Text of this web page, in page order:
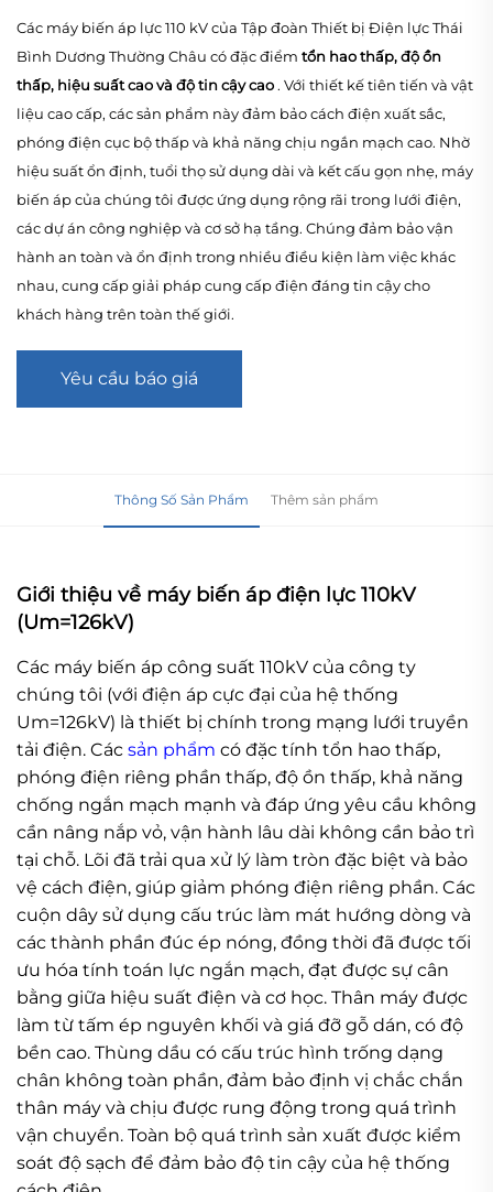
Các máy biến áp lực 110 kV của Tập đoàn Thiết bị Điện lực Thái
Bình Dương Thường Châu có đặc điểm tổn hao thấp, độ ồn
thấp, hiệu suất cao và độ tin cậy cao . Với thiết kế tiên tiến và vật
liệu cao cấp, các sản phẩm này đảm bảo cách điện xuất sắc,
phóng điện cục bộ thấp và khả năng chịu ngắn mạch cao. Nhờ
hiệu suất ổn định, tuổi thọ sử dụng dài và kết cấu gọn nhẹ, máy
biến áp của chúng tôi được ứng dụng rộng rãi trong lưới điện,
các dự án công nghiệp và cơ sở hạ tầng. Chúng đảm bảo vận
hành an toàn và ổn định trong nhiều điều kiện làm việc khác
nhau, cung cấp giải pháp cung cấp điện đáng tin cậy cho
khách hàng trên toàn thế giới.
Yêu cầu báo giá
Thông Số Sản Phẩm Thêm sản phẩm
Giới thiệu về máy biến áp điện lực 110kV
(Um=126kV)
Các máy biến áp công suất 110kV của công ty
chúng tôi (với điện áp cực đại của hệ thống
Um=126kV) là thiết bị chính trong mạng lưới truyền
tải điện. Các sản phẩm có đặc tính tổn hao thấp,
phóng điện riêng phần thấp, độ ồn thấp, khả năng
chống ngắn mạch mạnh và đáp ứng yêu cầu không
cần nâng nắp vỏ, vận hành lâu dài không cần bảo trì
tại chỗ. Lõi đã trải qua xử lý làm tròn đặc biệt và bảo
vệ cách điện, giúp giảm phóng điện riêng phần. Các
cuộn dây sử dụng cấu trúc làm mát hướng dòng và
các thành phần đúc ép nóng, đồng thời đã được tối
ưu hóa tính toán lực ngắn mạch, đạt được sự cân
bằng giữa hiệu suất điện và cơ học. Thân máy được
làm từ tấm ép nguyên khối và giá đỡ gỗ dán, có độ
bền cao. Thùng dầu có cấu trúc hình trống dạng
chân không toàn phần, đảm bảo định vị chắc chắn
thân máy và chịu được rung động trong quá trình
vận chuyển. Toàn bộ quá trình sản xuất được kiểm
soát độ sạch để đảm bảo độ tin cậy của hệ thống